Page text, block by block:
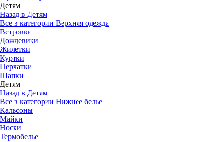
Детям
Назад в Детям
Все в категории Верхняя одежда
Ветровки
Дождевики
Жилетки
Куртки
Перчатки
Шапки
Детям
Назад в Детям
Все в категории Нижнее белье
Кальсоны
Майки
Носки
Термобелье